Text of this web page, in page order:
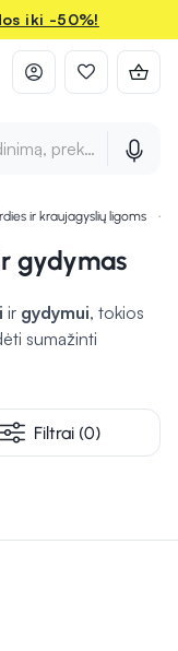
iki -50%!
prekės ženklą ir
ir kraujagyslių ligoms
gydymas
ir gydymui, tokios
sumažinti
Šios priemonės
niežėjimą,
turinčios
gali
taip pat svarbūs
Filtrai (0)